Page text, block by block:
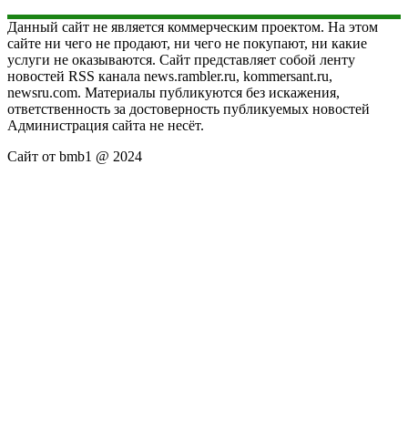
Данный сайт не является коммерческим проектом. На этом
сайте ни чего не продают, ни чего не покупают, ни какие
услуги не оказываются. Сайт представляет собой ленту
новостей RSS канала news.rambler.ru, kommersant.ru,
newsru.com. Материалы публикуются без искажения,
ответственность за достоверность публикуемых новостей
Администрация сайта не несёт.
Сайт от bmb1 @ 2024